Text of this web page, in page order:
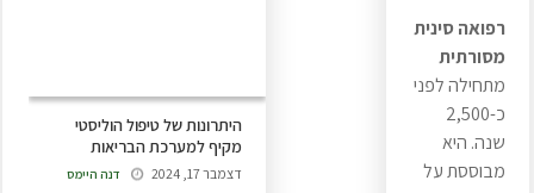
רפואה סינית
מסורתית
מתחילה לפני
כ-2,500
שנה. היא
מבוססת על
היתרונות של טיפול הוליסטי
מקיף למערכת הבריאות
דנה היימס דצמבר 17, 2024